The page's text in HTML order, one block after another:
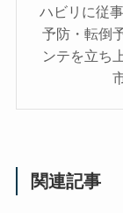
ハビリに従
予防・転倒
ンテを立ち
関連記事